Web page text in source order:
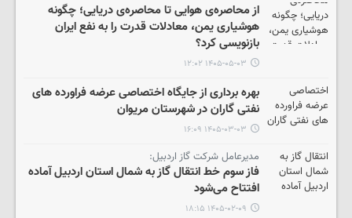
از محاصره‌ی هوایی تا محاصره‌ی دریایی؛ چگونه
هوشیاری یمن، معادلات قدرت را به نفع ایران
بازنویسی کرد؟
۱۴۰۵-۰۵-۰۳ ۱۲:۰۲
بهره برداری از جایگاه اختصاصی عرضه فراورده های
نفتی گاران در شهرستان مریوان
۱۴۰۵-۰۳-۰۳ ۱۶:۰۹
مدیرعامل شرکت گاز اردبیل:
فاز سوم خط انتقال گاز به شمال استان اردبیل آماده
افتتاح می‌شود
۱۴۰۵-۰۲-۰۹ ۱۸:۱۵